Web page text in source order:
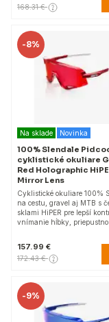
168.31 €
-8%
Na sklade Novinka
100% Slendale
cyklistické okuliare
Red Holographic
Mirror Lens
Cyklistické okuliare 100%
na cestu, gravel aj MTB s
sklami HiPER pre lepší
vnímanie hĺbky,
157.99 €
172.43 €
-9%